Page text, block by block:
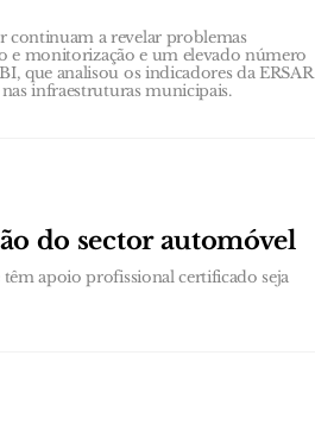
continuam a revelar problemas
e monitorização e um elevado número
que analisou os indicadores da ERSAR
infraestruturas municipais.
do sector automóvel
apoio profissional certificado seja